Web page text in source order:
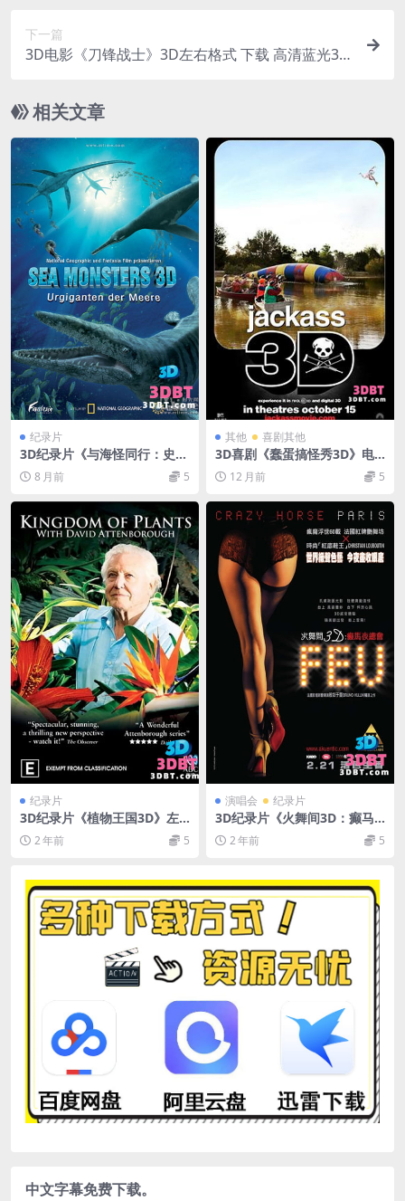
下一篇
3D电影《刀锋战士》3D左右格式 下载 高清蓝光3D
相关文章
纪录片
3D纪录片《与海怪同行：史前
探险3D》BBC纪录片 下载 左
右格式 3D版 高清 网盘 下载
8 月前 5
其他 喜剧其他
3D喜剧《蠢蛋搞怪秀3D》电
影下载 jackass3D版 左右格式
网盘下载
12 月前 5
纪录片
3D纪录片《植物王国3D》左
右格式 BBC纪录片 3D版 下载
高清 英国纪录片 网盘 下载
2 年前 5
演唱会 纪录片
3D纪录片《火舞间3D：癫马
夜总会》下载
2 年前 5
中文字幕免费下载。